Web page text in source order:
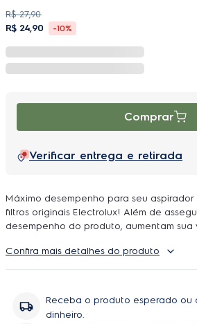
R$ 27,90
R$ 24,90 -10%
Comprar
Verificar entrega e retirada
Máximo desempenho para seu
filtros originais Electrolux! Além de
desempenho do produto, aumentam sua vida útil. O
filtragem que proporcionam uma limpeza
mais saudável. Os filtros originais Electrolux se encaixam
performance e garantindo sempre o
Mais saúde para toda a família. Resistentes, os filtros são
Confira mais detalhes do produto
Receba o produto esperado ou
dinheiro.